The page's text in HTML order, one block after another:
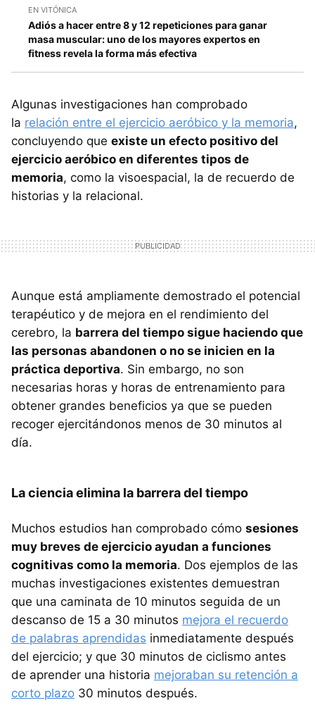
EN VITÓNICA
Adiós a hacer entre 8 y 12 repeticiones para ganar
masa muscular: uno de los mayores expertos en
fitness revela la forma más efectiva
Algunas investigaciones han comprobado
la relación entre el ejercicio aeróbico y la memoria,
concluyendo que existe un efecto positivo del
ejercicio aeróbico en diferentes tipos de
memoria, como la visoespacial, la de recuerdo de
historias y la relacional.
Aunque está ampliamente demostrado el potencial
terapéutico y de mejora en el rendimiento del
cerebro, la barrera del tiempo sigue haciendo que
las personas abandonen o no se inicien en la
práctica deportiva. Sin embargo, no son
necesarias horas y horas de entrenamiento para
obtener grandes beneficios ya que se pueden
recoger ejercitándonos menos de 30 minutos al
día.
La ciencia elimina la barrera del tiempo
Muchos estudios han comprobado cómo sesiones
muy breves de ejercicio ayudan a funciones
cognitivas como la memoria. Dos ejemplos de las
muchas investigaciones existentes demuestran
que una caminata de 10 minutos seguida de un
descanso de 15 a 30 minutos mejora el recuerdo
de palabras aprendidas inmediatamente después
del ejercicio; y que 30 minutos de ciclismo antes
de aprender una historia mejoraban su retención a
corto plazo 30 minutos después.